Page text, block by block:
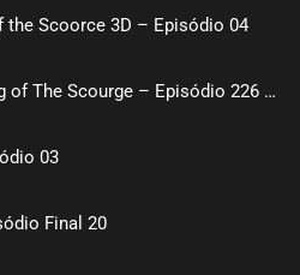
the Scoorce 3D – Episódio 04
NECROMANCER: King of The Scourge – Episódio 226 a 230
03
Final 20